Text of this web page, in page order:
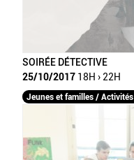
SOIRÉE DÉTECTIVE
25/10/2017 18H › 22H
Jeunes et familles / Activités